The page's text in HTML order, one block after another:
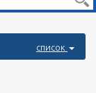
список